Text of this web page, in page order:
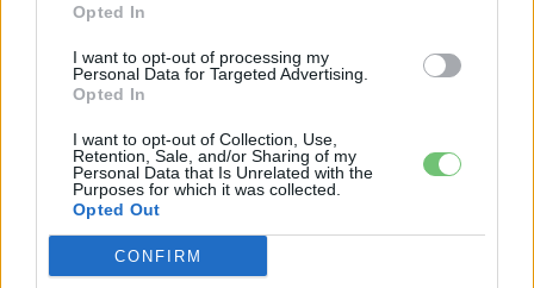
Opted In
I want to opt-out of processing my
Personal Data for Targeted Advertising.
Opted In
I want to opt-out of Collection, Use,
Retention, Sale, and/or Sharing of my
Personal Data that Is Unrelated with the
Purposes for which it was collected.
Opted Out
CONFIRM
Elektromos
bevetett egy 500 MWh-s Tesla
energiatárolót
autó
A Volkswagen csendben kínai
technológiára építi az elektromos
jövőjét